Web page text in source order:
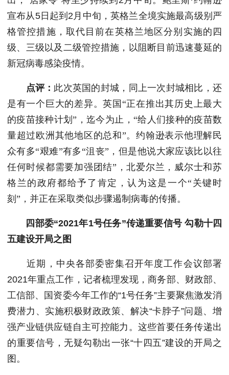
宣布从5日起到2月中旬，英格兰全境实施最高级别严
格管控措施，取代目前在英格兰地区分别实施的四
级、三级以及二级管控措施，以阻断目前迅速蔓延的
新冠病毒感染疫情。
点评： 此次英国的封城，同上一次封城相比，还
是有一个巨大的差异。英国“正在推出其历史上最大
的疫苗接种计划”，迄今为止，“给人们接种的疫苗数
量超过欧洲其他地区的总和”。约翰逊表示他理解民
众有多“艰难”有多“沮丧”，但是他说大家应该比以往
任何时候都需要加强团结”，北爱尔兰，威尔士和苏
格兰的政府都给予了肯定，认为这是一个“关键时
刻”，并正在采取类似步骤遏制病毒的传播。
四部委“2021年1号任务”传递重要信号 勾勒十四
五建设开局之图
近期，中央各部委密集召开年度工作会议部署
2021年重点工作，记者梳理发现，商务部、财政部、
工信部、国资委今年工作的“1号任务”主要聚焦激发消
费潜力、实施积极财政政策、解决“卡脖子”问题、增
强产业链供应链自主可控能力。这些首要任务传递出
的重要信号，无疑勾勒出一张“十四五”建设的开局之
图。